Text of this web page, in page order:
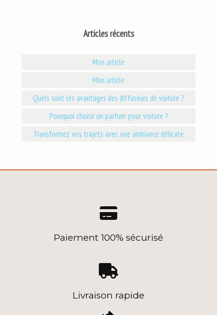
Articles récents
Mon article
Mon article
Quels sont les avantages des diffuseurs de voiture ?
Pourquoi choisir un parfum pour voiture ?
Transformez vos trajets avec une ambiance délicate

Paiement 100% sécurisé

Livraison rapide